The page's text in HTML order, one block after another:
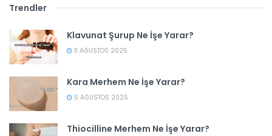
Trendler
Klavunat Şurup Ne İşe Yarar?
11 AĞUSTOS 2025
Kara Merhem Ne İşe Yarar?
5 AĞUSTOS 2025
Thiocilline Merhem Ne İşe Yarar?